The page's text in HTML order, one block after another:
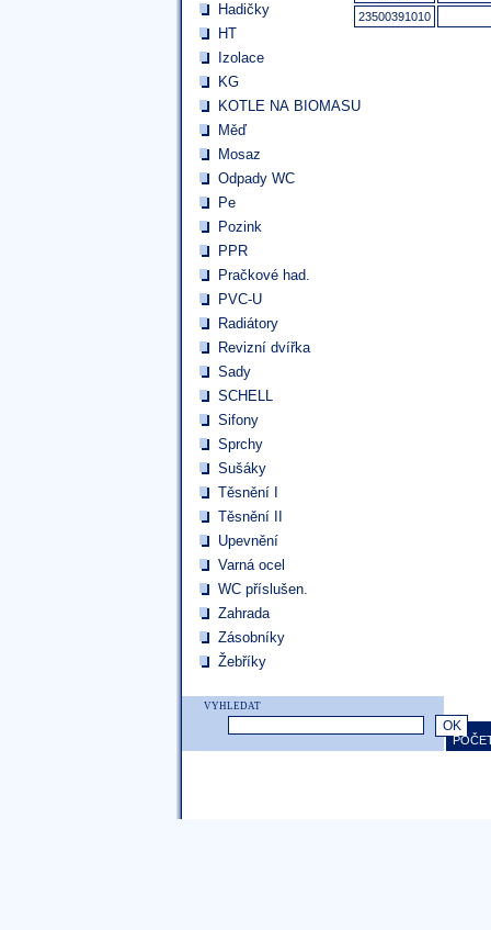
Hadičky
HT
Izolace
KG
KOTLE NA BIOMASU
Měď
Mosaz
Odpady WC
Pe
Pozink
PPR
Pračkové had.
PVC-U
Radiátory
Revizní dvířka
Sady
SCHELL
Sifony
Sprchy
Sušáky
Těsnění I
Těsnění II
Upevnění
Varná ocel
WC příslušen.
Zahrada
Zásobníky
Žebříky
23500391010
VYHLEDAT